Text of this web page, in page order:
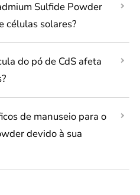
Sulfide Powder
células solares?
do pó de CdS afeta
de manuseio para o
devido à sua